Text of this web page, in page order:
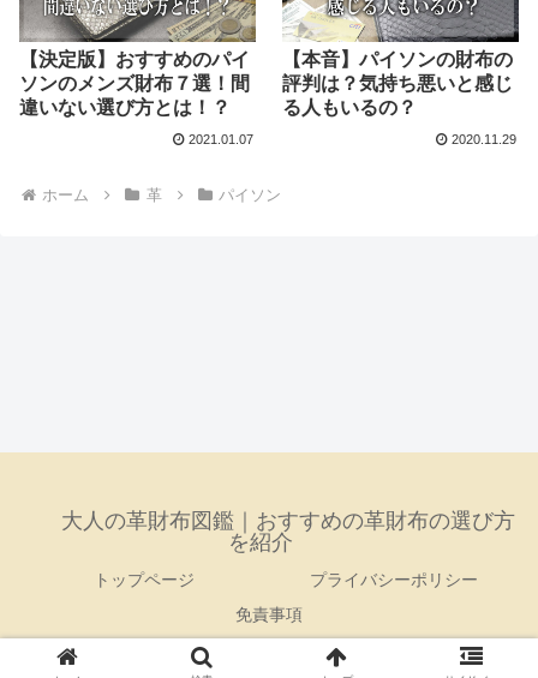
【決定版】おすすめのパイ
ソンのメンズ財布７選！間
違いない選び方とは！？
2021.01.07
【本音】パイソンの財布の
評判は？気持ち悪いと感じ
る人もいるの？
2020.11.29
ホーム 革 パイソン
大人の革財布図鑑｜おすすめの革財布の選び方
を紹介
トップページ
プライバシーポリシー
免責事項
© 2020 大人の革財布図鑑｜おすすめの革財布の選び方を紹介.